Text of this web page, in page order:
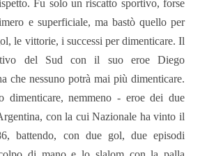
Fu solo un riscatto sportivo, forse
e superficiale, ma bastò quello per
le vittorie, i successi per dimenticare. Il
del Sud con il suo eroe Diego
che nessuno potrà mai più dimenticare.
dimenticare, nemmeno - eroe dei due
con la cui Nazionale ha vinto il
battendo, con due gol, due episodi